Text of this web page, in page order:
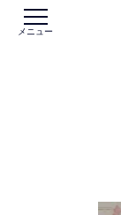
メニュー